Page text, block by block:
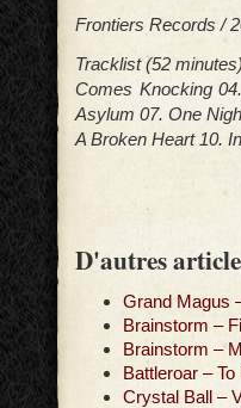
Frontiers Records /
Tracklist (52
Comes Knocking
Asylum 07. One
A Broken Heart 10.
D'autres
Grand Magus
Brainstorm –
Brainstorm –
Battleroar –
Crystal Ball –